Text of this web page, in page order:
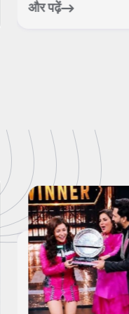
हरिद्व...
और पढ़ें